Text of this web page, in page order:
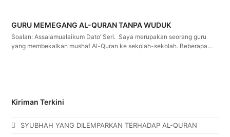
GURU MEMEGANG AL-QURAN TANPA WUDUK
Soalan: Assalamualaikum Dato’ Seri. Saya merupakan seorang guru
yang membekalkan mushaf Al-Quran ke sekolah-sekolah. Beberapa…
Kiriman Terkini
SYUBHAH YANG DILEMPARKAN TERHADAP AL-QURAN